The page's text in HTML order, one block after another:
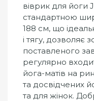
віврик для йоги
стандартною
188 см, що
і тягу, дозволяє
поставленого
регулярно
йога-матів на
та досвідчених
та для жінок.